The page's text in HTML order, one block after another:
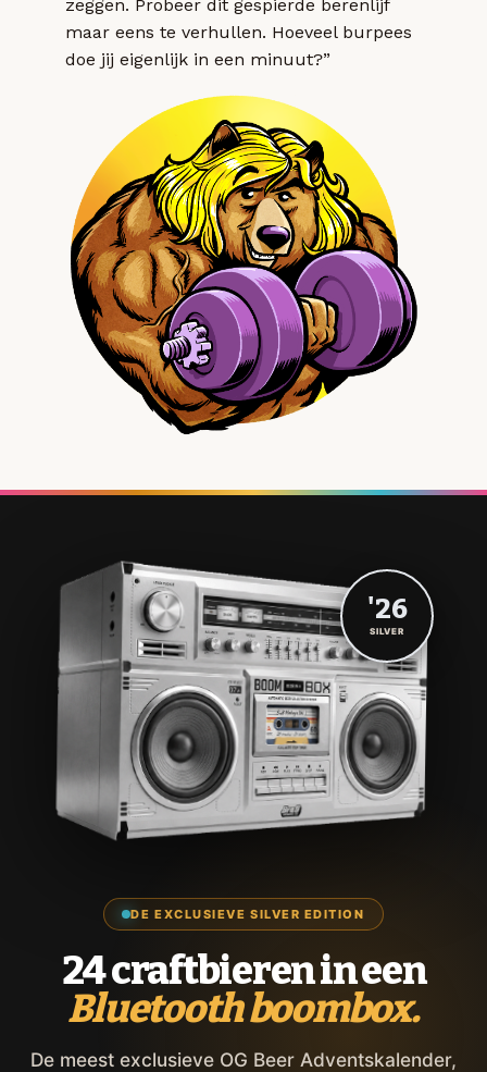
zeggen. Probeer dit gespierde berenlijf
maar eens te verhullen. Hoeveel burpees
doe jij eigenlijk in een minuut?”
DE EXCLUSIEVE SILVER EDITION
24 craftbieren in een
Bluetooth boombox.
De meest exclusieve OG Beer Adventskalender,
'26
SILVER